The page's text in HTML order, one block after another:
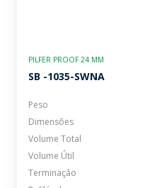
PILFER PROOF 24 MM
SB -1035-SWNA
Peso
Dimensões
Volume Total
Volume Útil
Terminação